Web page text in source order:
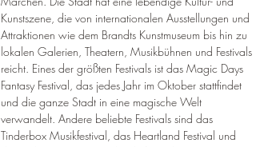
Kunstszene, die von internationalen Ausstellungen und
Attraktionen wie dem Brandts Kunstmuseum bis hin zu
lokalen Galerien, Theatern, Musikbühnen und Festivals
reicht. Eines der größten Festivals ist das Magic Days
Fantasy Festival, das jedes Jahr im Oktober stattfindet
und die ganze Stadt in eine magische Welt
verwandelt. Andere beliebte Festivals sind das
Tinderbox Musikfestival, das Heartland Festival und